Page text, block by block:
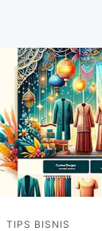
TIPS BISNIS